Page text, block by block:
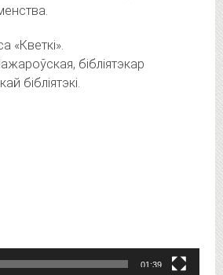
«Кветкі».
бібліятэкар
бібліятэкі.
01:39